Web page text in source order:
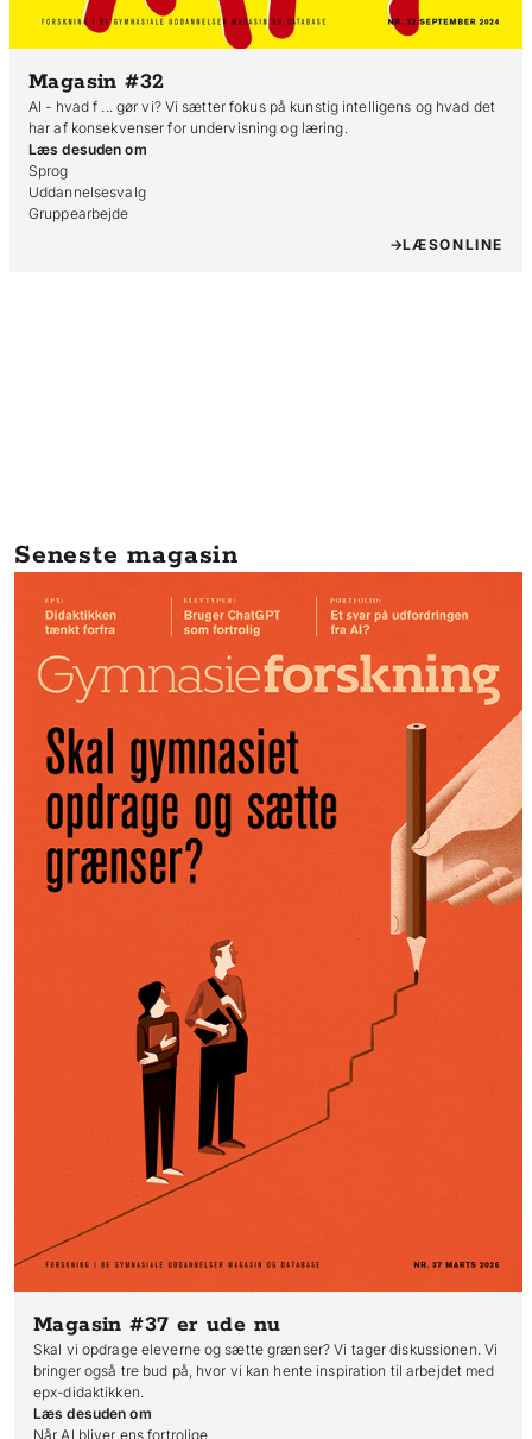
Magasin #32
AI - hvad f ... gør vi? Vi sætter fokus på kunstig intelligens og hvad det
har af konsekvenser for undervisning og læring.
Læs desuden om
Sprog
Uddannelsesvalg
Gruppearbejde
LÆSONLINE
Seneste magasin
Magasin #37 er ude nu
Skal vi opdrage eleverne og sætte grænser? Vi tager diskussionen. Vi
bringer også tre bud på, hvor vi kan hente inspiration til arbejdet med
epx-didaktikken.
Læs desuden om
Når AI bliver ens fortrolige